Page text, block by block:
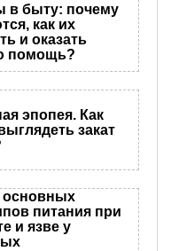
в быту: почему
как их
и оказать
помощь?
эпопея. Как
закат
основных
питания при
и язве у